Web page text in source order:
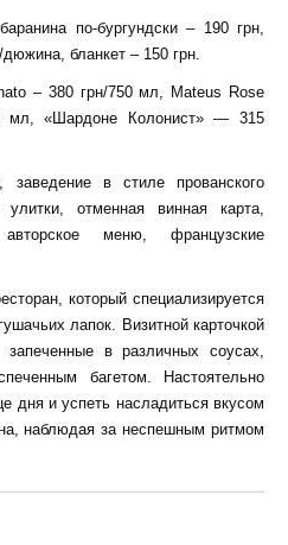
по-бургундски – 190 грн,
бланкет – 150 грн.
– 380 грн/750 мл, Mateus Rose
мл, «Шардоне Колонист» — 315
заведение в стиле прованского
отменная винная карта,
меню, французские
который специализируется
лапок. Визитной карточкой
запеченные в различных соусах,
багетом. Настоятельно
дня и успеть насладиться вкусом
наблюдая за неспешным ритмом